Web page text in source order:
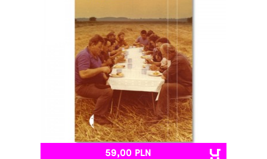
59,00 PLN